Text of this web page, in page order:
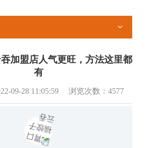
加盟店人气更旺，方法这里都
有
09-28 11:05:59 浏览次数： 4577